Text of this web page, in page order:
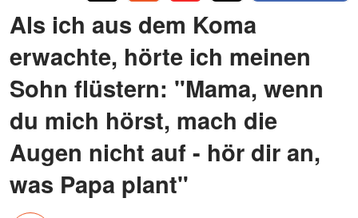
Als ich aus dem Koma
erwachte, hörte ich meinen
Sohn flüstern: "Mama, wenn
du mich hörst, mach die
Augen nicht auf - hör dir an,
was Papa plant"